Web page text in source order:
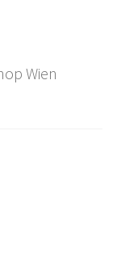
Wien